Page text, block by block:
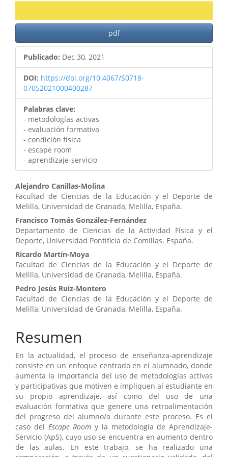
pdf
Publicado: Dec 30, 2021
DOI: https://doi.org/10.4067/S0718-
07052021000400287
Palabras clave:
- metodologías activas
- evaluación formativa
- condición física
- escape room
- aprendizaje-servicio
Contenido
principal
del
artículo
Alejandro Canillas-Molina
Facultad de Ciencias de la Educación y el Deporte de
Melilla, Universidad de Granada, Melilla, España.
Francisco Tomás González-Fernández
Departamento de Ciencias de la Actividad Física y el
Deporte, Universidad Pontificia de Comillas. España.
Ricardo Martín-Moya
Facultad de Ciencias de la Educación y el Deporte de
Melilla, Universidad de Granada, Melilla, España.
Pedro Jesús Ruiz-Montero
Facultad de Ciencias de la Educación y el Deporte de
Melilla, Universidad de Granada, Melilla, España.
Resumen
En la actualidad, el proceso de enseñanza-aprendizaje
consiste en un enfoque centrado en el alumnado, donde
aumenta la importancia del uso de metodologías activas
y participativas que motiven e impliquen al estudiante en
su propio aprendizaje, así como del uso de una
evaluación formativa que genere una retroalimentación
del progreso del alumno/a durante este proceso. Es el
caso del Escape Room y la metodología de Aprendizaje-
Servicio (ApS), cuyo uso se encuentra en aumento dentro
de las aulas. En este trabajo, se ha realizado una